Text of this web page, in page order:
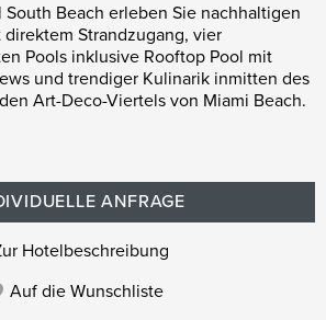
South Beach erleben Sie nachhaltigen
direktem Strandzugang, vier
Pools inklusive Rooftop Pool mit
und trendiger Kulinarik inmitten des
Art-Deco-Viertels von Miami Beach.
ANFRAGE
Hotelbeschreibung
Auf die Wunschliste